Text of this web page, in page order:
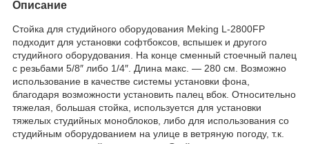
Описание
Стойка для студийного оборудования Meking L-2800FP
подходит для установки софтбоксов, вспышек и другого
студийного оборудования. На конце сменный стоечный палец
с резьбами 5/8″ либо 1/4″. Длина макс. — 280 см. Возможно
использование в качестве системы установки фона,
благодаря возможности уcтановить палец вбок. Относительно
тяжелая, большая стойка, используется для установки
тяжелых студийных моноблоков, либо для использования со
студийным оборудованием на улице в ветряную погоду, т.к.